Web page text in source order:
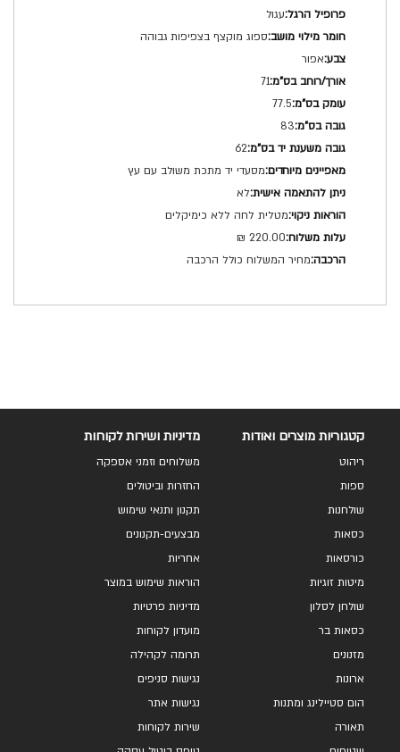
עגול
ספוג מוקצף בצפיפות גבוהה
אפור
71
77.5
83
62
מסעדי יד מתכת משולב עם עץ
לא
מטלית לחה ללא כימיקלים
220.00 ₪
מחיר המשלוח כולל הרכבה
קטגוריות מוצרים ואודות
ריהוט
ספות
שולחנות
כסאות
כורסאות
מיטות זוגיות
שולחן לסלון
כסאות בר
מזנונים
ארונות
הום סטיילינג ומתנות
תאורה
מדיניות ושירות לקוחות
משלוחים וזמני אספקה
החזרות וביטולים
תקנון ותנאי שימוש
מבצעים-תקנונים
אחריות
הוראות שימוש במוצר
מדיניות פרטיות
מועדון לקוחות
תרומה לקהילה
נגישות סניפים
נגישות אתר
שירות לקוחות